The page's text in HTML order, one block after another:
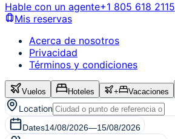
Hable con un agente+1 805 618 2115
Mis reservas
Acerca de nosotros
Privacidad
Términos y condiciones
Vuelos Hoteles + Vacaciones
Location
Dates14/08/2026—15/08/2026